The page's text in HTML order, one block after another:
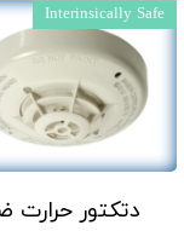
دتکتور حرارت
Interinsically Safe